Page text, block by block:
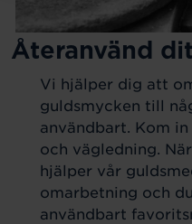
Återanvänd
Vi hjälper dig att
guldsmycken till
användbart. Kom
och vägledning.
hjälper vår
omarbetning och
användbart